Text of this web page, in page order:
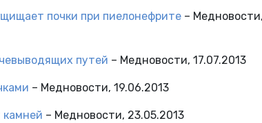
почки при пиелонефрите – Медновости,
путей – Медновости, 17.07.2013
– Медновости, 19.06.2013
камней – Медновости, 23.05.2013